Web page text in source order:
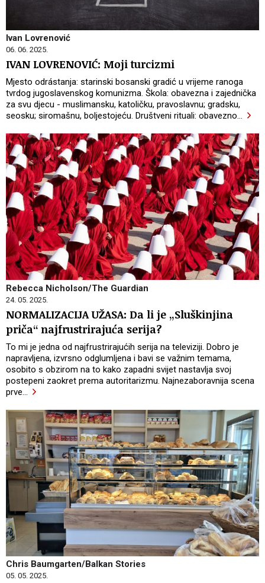
Ivan Lovrenović
06. 06. 2025.
IVAN LOVRENOVIĆ: Moji turcizmi
Mjesto odrástanja: starinski bosanski gradić u vrijeme ranoga
tvrdog jugoslavenskog komunizma. Škola: obavezna i zajednička
za svu djecu - muslimansku, katoličku, pravoslavnu; gradsku,
seosku; siromašnu, boljestojeću. Društveni rituali: obavezno…
Rebecca Nicholson/The Guardian
24. 05. 2025.
NORMALIZACIJA UŽASA: Da li je „Sluškinjina
priča“ najfrustrirajuća serija?
To mi je jedna od najfrustrirajućih serija na televiziji. Dobro je
napravljena, izvrsno odglumljena i bavi se važnim temama,
osobito s obzirom na to kako zapadni svijet nastavlja svoj
postepeni zaokret prema autoritarizmu. Najnezaboravnija scena
prve…
Chris Baumgarten/Balkan Stories
05. 05. 2025.